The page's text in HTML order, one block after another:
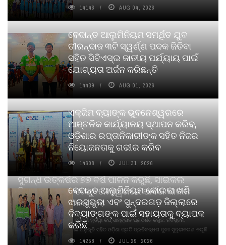
ସୁଗନ୍ଧ ଉତ୍କର୍ଷର ୭୭ ବର୍ଷ ପାଳନ କରୁଛି, ସାଇକଲ
ପିୟୋର୍‌ ଅଗରବତୀ ଭୁବନେଶ୍ୱରରେ ପାର୍ବଣ କାଳୀନ
ନବସୃଜନ ଉନ୍ମୋଚନ କଲା
ବାଉଁଶ ବିହୀନ କଠିନ ଧୂପ ଏବଂ ମେଦିନୀ ଜୁଡୱା କପ୍‌ ସାମ୍ବ୍ରାନି ପ୍ରଦର୍ଶିତ କରୁଛି; ନବସୃଜନ,
ଦୀର୍ଘସ୍ଥାୟିତା ଏବଂ ଆଧ୍ୟାତ୍ମିକ ଅନୁଭୂତି ସହିତ ଓଡ଼ିଶା ପ୍ରତି ପ୍ରତିବଦ୍ଧତା ପୁନଃ ସୁଦୃଢୀକରଣ କରୁଛି
14146 AUG 04, 2026
ବେଦାନ୍ତ ଆଲୁମିନିୟମ ସମର୍ଥିତ ଯୁବ
ତୀରନ୍ଦାଜ ୩ଟି ସ୍ୱର୍ଣ୍ଣ ପଦକ ଜିତିବା
ସହିତ ସିବିଏସ୍ଇ ଜାତୀୟ ପର୍ଯ୍ୟାୟ ପାଇଁ
ଯୋଗ୍ୟତା ଅର୍ଜନ କରିଛନ୍ତି
14439 AUG 01, 2026
ଏକ୍ଜିମ ବ୍ୟାଙ୍କ ଭୁବନେଶ୍ୱରରେ
ଆଞ୍ଚଳିକ କାର୍ଯ୍ୟାଳୟ ସ୍ଥାପନ କରିବ,
ଓଡ଼ିଶାର ରପ୍ତାନିକାରୀଙ୍କ ସହିତ ନିଜର
ନିୟୋଜନତାକୁ ଗଭୀର କରିବ
14608 JUL 31, 2026
ବେଦାନ୍ତ ଆଲୁମିନିୟମ କୋଇଲା ଖଣି
ଝାରସୁଗୁଡା ଏବଂ ସୁନ୍ଦରଗଡ଼ ଜିଲ୍ଲାରେ
ଦିବ୍ୟାଙ୍ଗଙ୍କ ପାଇଁ ସହାୟତାକୁ ବ୍ୟାପକ
କରିଛି
14258 JUL 29, 2026